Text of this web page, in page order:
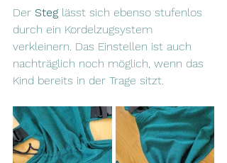
Der Steg lässt sich ebenso stufenlos
durch ein Kordelzugsystem
verkleinern. Das Einstellen ist auch
nachträglich noch möglich, wenn das
Kind bereits in der Trage sitzt.